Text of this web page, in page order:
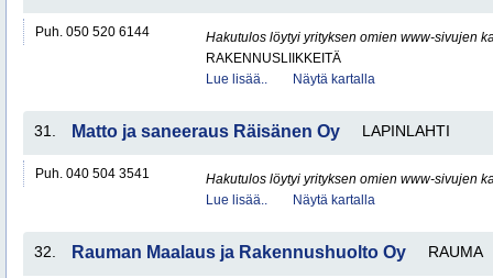
Puh. 050 520 6144
Hakutulos löytyi yrityksen omien www-sivujen
RAKENNUSLIIKKEITÄ
Lue lisää..
Näytä kartalla
31. Matto ja saneeraus Räisänen Oy LAPINLAHTI
Puh. 040 504 3541
Hakutulos löytyi yrityksen omien www-sivujen
Lue lisää..
Näytä kartalla
32. Rauman Maalaus ja Rakennushuolto Oy RAUMA